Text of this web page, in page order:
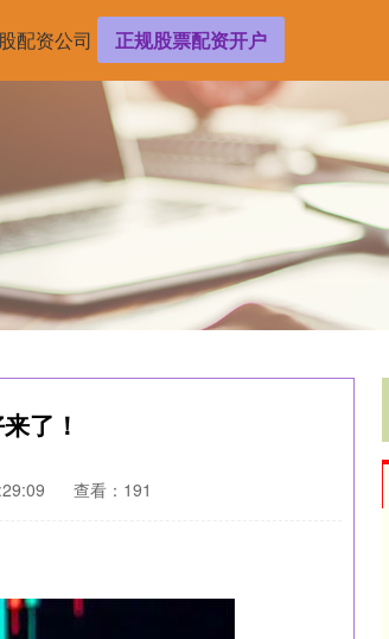
配资公司 正规股票配资开户
了！
查看：191